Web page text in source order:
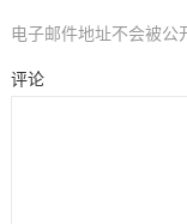
电子邮件地址不会被公
评论